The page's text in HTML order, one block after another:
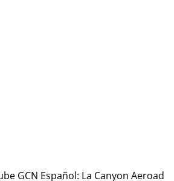
GCN Español: La Canyon Aeroad